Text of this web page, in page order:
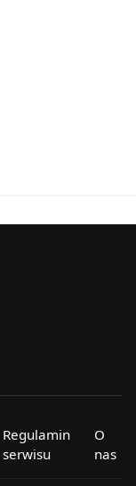
Regulamin
serwisu
O
nas